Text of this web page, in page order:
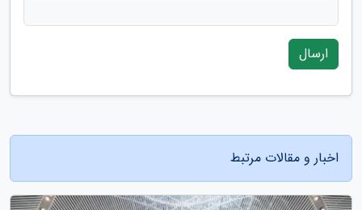
ارسال
اخبار و مقالات مرتبط